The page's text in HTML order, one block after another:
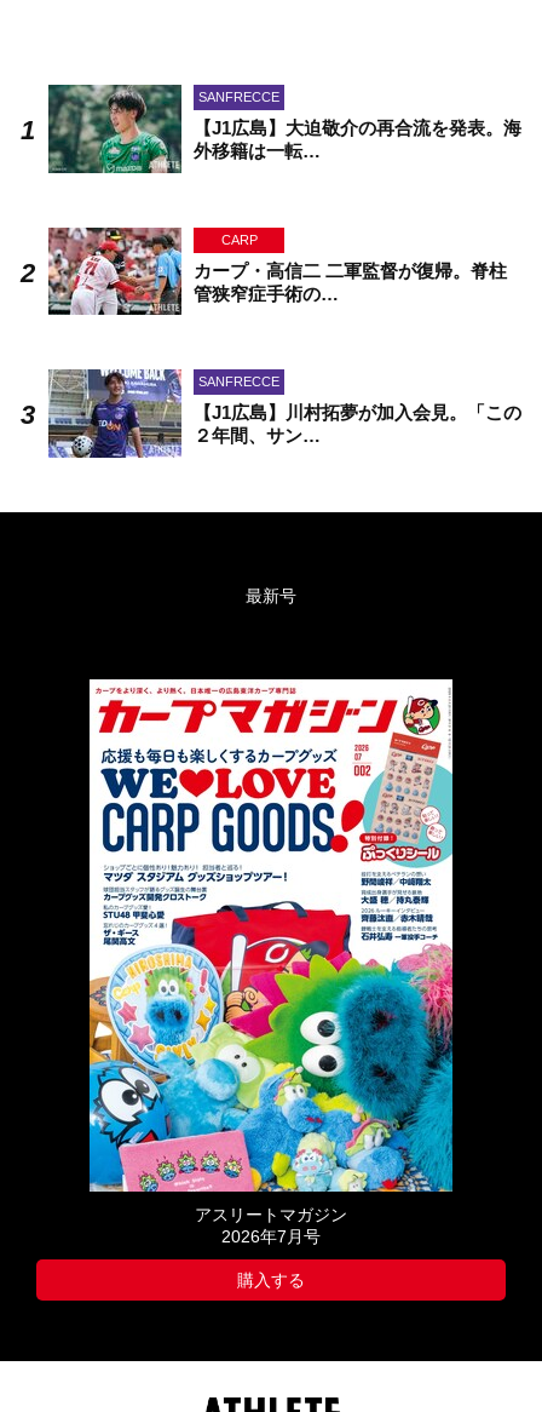
SANFRECCE
【J1広島】大迫敬介の再合流を発表。海
外移籍は一転…
CARP
カープ・高信二 二軍監督が復帰。脊柱
管狭窄症手術の…
SANFRECCE
【J1広島】川村拓夢が加入会見。「この
２年間、サン…
最新号
アスリートマガジン
2026年7月号
購入する